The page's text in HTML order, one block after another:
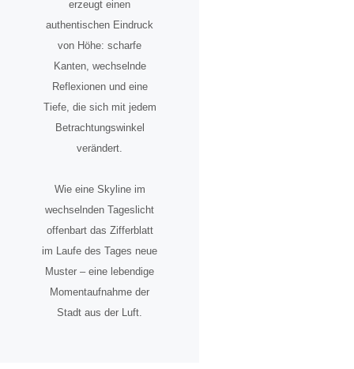
erzeugt einen
authentischen Eindruck
von Höhe: scharfe
Kanten, wechselnde
Reflexionen und eine
Tiefe, die sich mit jedem
Betrachtungswinkel
verändert.
Wie eine Skyline im
wechselnden Tageslicht
offenbart das Zifferblatt
im Laufe des Tages neue
Muster – eine lebendige
Momentaufnahme der
Stadt aus der Luft.